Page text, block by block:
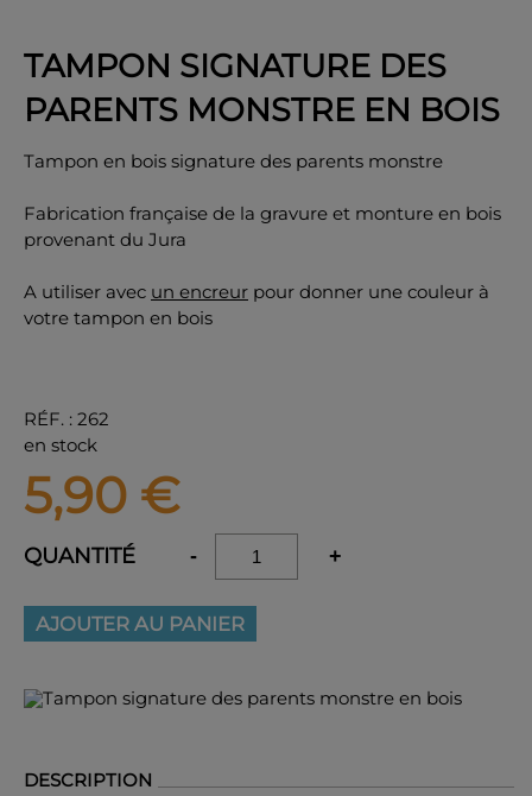
TAMPON SIGNATURE DES
PARENTS MONSTRE EN BOIS
Tampon en bois signature des parents monstre
Fabrication française de la gravure et monture en bois
provenant du Jura
A utiliser avec un encreur pour donner une couleur à
votre tampon en bois
RÉF. : 262
en stock
5,90 €
QUANTITÉ - +
AJOUTER AU PANIER
DESCRIPTION